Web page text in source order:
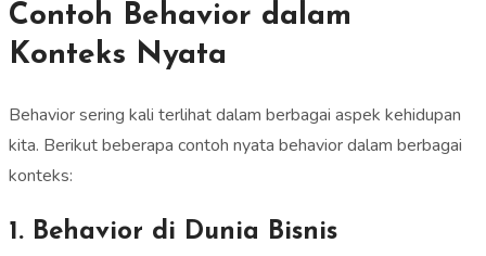
Contoh Behavior dalam
Konteks Nyata
Behavior sering kali terlihat dalam berbagai aspek kehidupan
kita. Berikut beberapa contoh nyata behavior dalam berbagai
konteks:
1. Behavior di Dunia Bisnis